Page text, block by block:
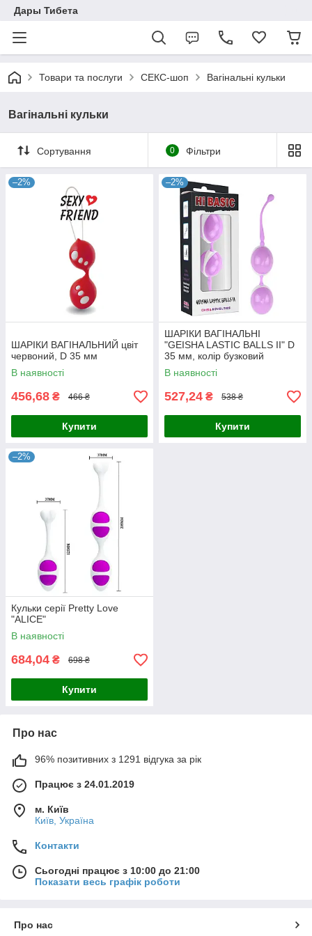
Дары Тибета
Товари та послуги СЕКС-шоп Вагінальні кульки
Вагінальні кульки
Сортування 0 Фільтри
–2%
ШАРІКИ ВАГІНАЛЬНИЙ цвіт
червоний, D 35 мм
В наявності
456,68 ₴ 466 ₴
Купити
–2%
ШАРІКИ ВАГІНАЛЬНІ
"GEISHA LASTIC BALLS II" D
35 мм, колір бузковий
В наявності
527,24 ₴ 538 ₴
Купити
–2%
Кульки серії Pretty Love
"ALICE"
В наявності
684,04 ₴ 698 ₴
Купити
Про нас
96% позитивних з 1291 відгука за рік
Працює з 24.01.2019
м. Київ
Київ, Україна
Контакти
Сьогодні працює з 10:00 до 21:00
Показати весь графік роботи
Про нас